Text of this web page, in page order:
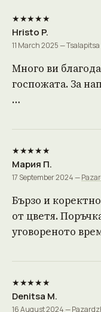
★★★★★
Hristo P.
11 March 2025 — Tsalapitsa
Много ви
госпожата. За
…
★★★★★
Мария П.
17 September 2024 —
Бързо и
от цветя.
уговореното
★★★★★
Denitsa M.
16 August 2024 —